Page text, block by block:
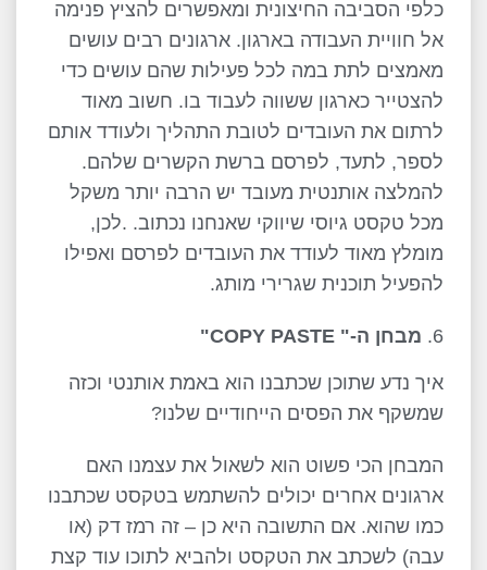
כלפי הסביבה החיצונית ומאפשרים להציץ פנימה
אל חוויית העבודה בארגון. ארגונים רבים עושים
מאמצים לתת במה לכל פעילות שהם עושים כדי
להצטייר כארגון ששווה לעבוד בו. חשוב מאוד
לרתום את העובדים לטובת התהליך ולעודד אותם
לספר, לתעד, לפרסם ברשת הקשרים שלהם.
להמלצה אותנטית מעובד יש הרבה יותר משקל
מכל טקסט גיוסי שיווקי שאנחנו נכתוב. .לכן,
מומלץ מאוד לעודד את העובדים לפרסם ואפילו
להפעיל תוכנית שגרירי מותג.
מבחן ה-" COPY PASTE
"
איך נדע שתוכן שכתבנו הוא באמת אותנטי וכזה
שמשקף את הפסים הייחודיים שלנו?
המבחן הכי פשוט הוא לשאול את עצמנו האם
ארגונים אחרים יכולים להשתמש בטקסט שכתבנו
כמו שהוא. אם התשובה היא כן – זה רמז דק (או
עבה) לשכתב את הטקסט ולהביא לתוכו עוד קצת